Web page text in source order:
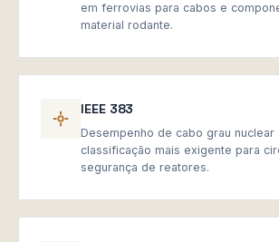
em ferrovias para cabos e
material rodante.
IEEE 383
Desempenho de cabo grau
classificação mais exigente para
segurança de reatores.